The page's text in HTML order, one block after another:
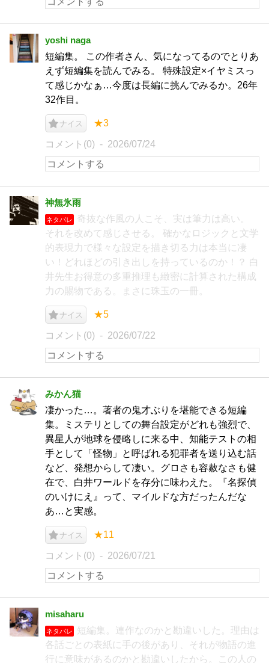
yoshi naga
短編集。 この作者さん、気になってるのでとりあ
えず短編集を読んでみる。 特殊設定×イヤミスっ
て感じかなぁ…今度は長編に挑んでみるか。26年
32作目。
ナイス ★3
コメント(0) 2026/07/24
神無氷雨
ネタバレ
奇抜な作風の人こそ、実は筆力は高い。
それを改めて感じさせる。 確かなロジックと文学
的表現力で様々な設定を描き切る力は本当に凄
い！どれほどの引き出しを持っているのか！？ 白
井先生お得意の多重推理も緻密に計算された構成
力の賜物である。まさに珠玉の一冊。
ナイス ★5
コメント(0) 2026/07/22
みかん猫
凄かった…。著者の鬼才ぶりを堪能できる短編
集。ミステリとしての舞台設定がどれも強烈で、
異星人が地球を侵略しに来る中、知能テストの相
手として「怪物」と呼ばれる犯罪者を送り込む話
など、発想からして凄い。グロさも容赦なさも健
在で、白井ワールドを存分に味わえた。『名探偵
のいけにえ』って、マイルドな方だったんだな
あ…と実感。
ナイス ★11
コメント(0) 2026/07/21
misaharu
ネタバレ
短編集。連作なのかと勘違いした。理由は
各話ごとの表紙に手の後があり、それが物語の進
行に意味があるのかと勘違いしたから。この人の